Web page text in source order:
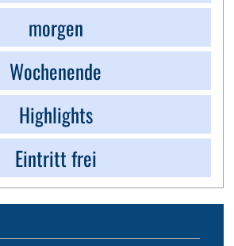
morgen
Wochenende
Highlights
Eintritt frei